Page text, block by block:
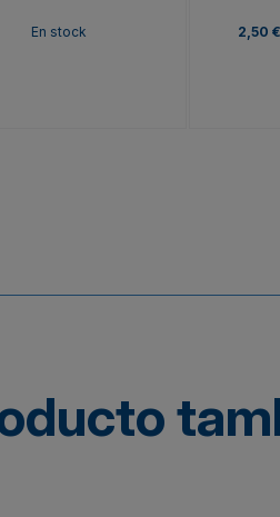
En stock 2,50 €